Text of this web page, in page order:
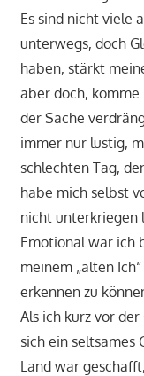
Es sind nicht viele
unterwegs, doch
haben, stärkt
aber doch, komme
der Sache
immer nur lustig,
schlechten Tag,
habe mich selbst
nicht unterkriegen
Emotional war ich
meinem „alten
erkennen zu
Als ich kurz vor
sich ein seltsames
Land war